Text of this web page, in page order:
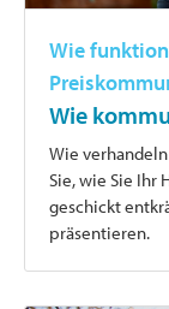
Wie
Wie
Wie
Sie, wie Sie Ihr
geschickt
präsentieren.